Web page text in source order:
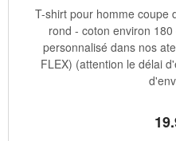
19
T-shirt pour homme coupe
rond - coton environ
personnalisé dans nos
FLEX) (attention le délai